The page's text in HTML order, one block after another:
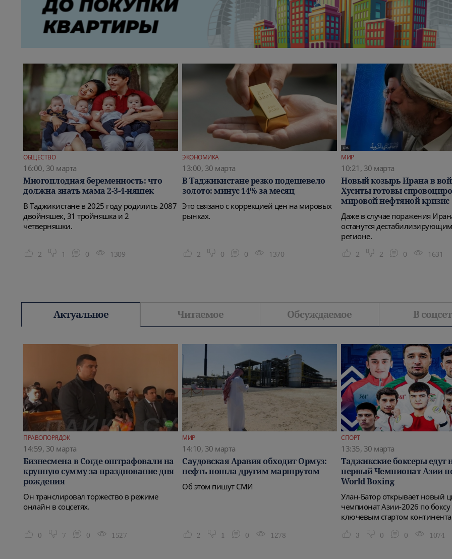
ОБЩЕСТВО
16:00, 30 марта
Многоплодная беременность: что
должна знать мама 2-3-4-няшек
В Таджикистане в 2025 году родились 2087
двойняшек, 31 тройняшка и 2
четверняшки.
2 1 0 1309
ЭКОНОМИКА
13:00, 30 марта
В Таджикистане резко подешевело
золото: минус 14% за месяц
Это связано с коррекцией цен на мировых
рынках.
2 0 0 1370
МИР
10:21, 30 марта
Новый козырь Ирана в
Хуситы готовы
мировой нефтяной кризис
Даже в случае поражения
останутся
регионе.
2 2 0 1631
Актуальное Читаемое Обсуждаемое В
ПРАВОПОРЯДОК
14:59, 30 марта
Бизнесмена в Согде оштрафовали на
крупную сумму за празднование дня
рождения
Он транслировал торжество в режиме
онлайн в соцсетях.
0 7 0 1527
МИР
14:10, 30 марта
Саудовская Аравия обходит Ормуз:
нефть пошла другим маршрутом
Об этом пишут СМИ
2 1 0 1278
СПОРТ
13:35, 30 марта
Таджикские боксеры едут
первый Чемпионат Азии
World Boxing
Улан-Батор открывает новый
чемпионат Азии-2026 по боксу
ключевым стартом
3 0 0 1074